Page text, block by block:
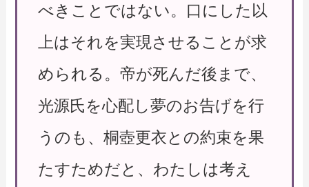
べきことではない。口にした以
上はそれを実現させることが求
められる。帝が死んだ後まで、
光源氏を心配し夢のお告げを行
うのも、桐壺更衣との約束を果
たすためだと、わたしは考え